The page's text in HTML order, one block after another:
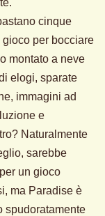
cinque
per bocciare
montato a neve
elogi, sparate
immagini ad
e
Naturalmente
sarebbe
un gioco
ma Paradise è
spudoratamente